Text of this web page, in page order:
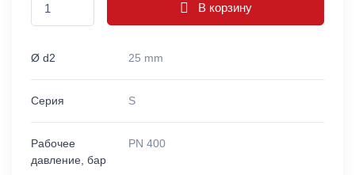
В корзину
Ø d2 25 mm
Серия S
Рабочее
давление, бар
PN 400